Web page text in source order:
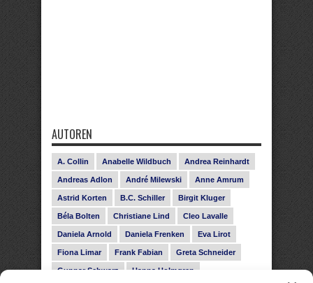
AUTOREN
A. Collin Anabelle Wildbuch Andrea Reinhardt
Andreas Adlon André Milewski Anne Amrum
Astrid Korten B.C. Schiller Birgit Kluger
Béla Bolten Christiane Lind Cleo Lavalle
Daniela Arnold Daniela Frenken Eva Lirot
Fiona Limar Frank Fabian Greta Schneider
Gunnar Schwarz Hanna Holmgren